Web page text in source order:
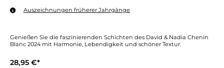
Auszeichnungen früherer Jahrgänge
Genießen Sie die faszinierenden Schichten des David & Nadia Chenin
Blanc 2024 mit Harmonie, Lebendigkeit und schöner Textur.
28,95 €*